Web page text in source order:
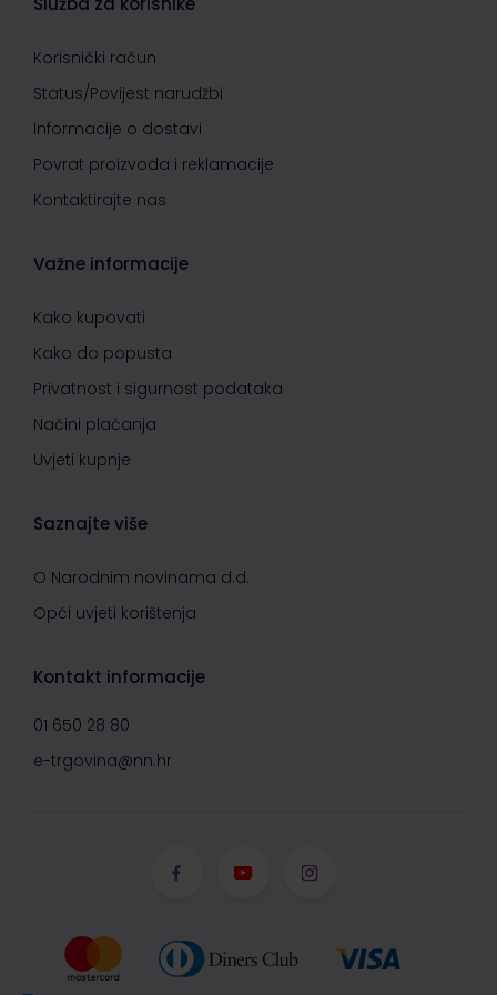
Korisnički račun
Status/Povijest narudžbi
Informacije o dostavi
Povrat proizvoda i reklamacije
Kontaktirajte nas
Važne informacije
Kako kupovati
Kako do popusta
Privatnost i sigurnost podataka
Načini plaćanja
Uvjeti kupnje
Saznajte više
O Narodnim novinama d.d.
Opći uvjeti korištenja
Kontakt informacije
01 650 28 80
e-trgovina@nn.hr